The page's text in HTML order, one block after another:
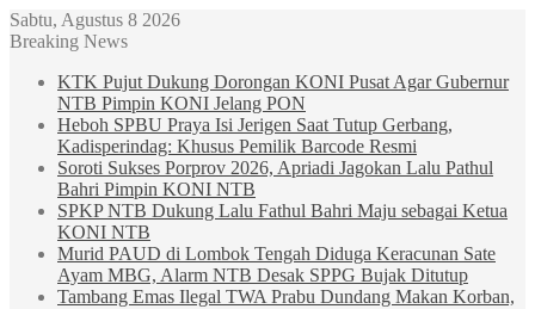
Sabtu, Agustus 8 2026
Breaking News
KTK Pujut Dukung Dorongan KONI Pusat Agar Gubernur
NTB Pimpin KONI Jelang PON
Heboh SPBU Praya Isi Jerigen Saat Tutup Gerbang,
Kadisperindag: Khusus Pemilik Barcode Resmi
Soroti Sukses Porprov 2026, Apriadi Jagokan Lalu Pathul
Bahri Pimpin KONI NTB
SPKP NTB Dukung Lalu Fathul Bahri Maju sebagai Ketua
KONI NTB
Murid PAUD di Lombok Tengah Diduga Keracunan Sate
Ayam MBG, Alarm NTB Desak SPPG Bujak Ditutup
Tambang Emas Ilegal TWA Prabu Dundang Makan Korban,